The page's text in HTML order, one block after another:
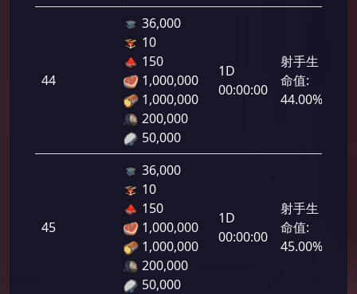
44
36,000
10
150
1,000,000
1,000,000
200,000
50,000
1D
00:00:00
射手生
命值:
44.00%
45
36,000
10
150
1,000,000
1,000,000
200,000
50,000
1D
00:00:00
射手生
命值:
45.00%